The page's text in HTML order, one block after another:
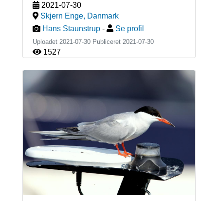
2021-07-30
Skjern Enge, Danmark
Hans Staunstrup - Se profil
Uploadet 2021-07-30 Publiceret 2021-07-30
1527